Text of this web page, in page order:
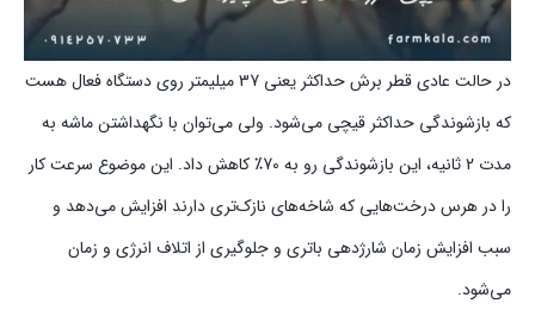
در حالت عادی قطر برش حداکثر یعنی 37 میلیمتر روی دستگاه فعال هست
که بازشوندگی حداکثر قیچی می‌شود. ولی می‌توان با نگهداشتن ماشه به
مدت 2 ثانیه، این بازشوندگی رو به 70٪ کاهش داد. این موضوع سرعت کار
را در هرس درخت‌هایی که شاخه‌های نازک‌تری دارند افزایش می‌دهد و
سبب افزایش زمان شارژدهی باتری و جلوگیری از اتلاف انرژی و زمان
می‌شود.